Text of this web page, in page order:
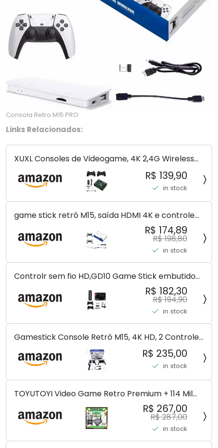
Consola Retro M15 PRO
Links Relacionados:
XUXL Consoles de Videogame, 4K 2,4G Wireless
10.000 jogos 32/64GB Retro Classic Gaming
Gamepads Controlador da família de TV para
R$ 139,90
in stock
game stick retrô M15, saída HDMI 4K e controle
sem fio, console de videogame Plug and Play com
mais de 30.000 jogos, console de jogos Arcade
(128G)
R$ 174,89
R$ 198,80
in stock
Controlr sem fio HD,GD10 Game Stick embutido
40000 jogos 128GB 2.4G controlr sem fio HD
console de videogame retrô 4k HD console de
videogame
R$ 182,30
R$ 194,90
in stock
Gamestick Console Retrô M15, 4K HD, 2 Controles
Wireless 2.4GHz, 20000+ Jogos, 256MB DDR3
R$ 235,00
in stock
TOYUTOYI Video Game Retro Premium + 114 Mil
Jogos + 4 Controles + Atualizado
R$ 267,00
R$ 287,00
in stock